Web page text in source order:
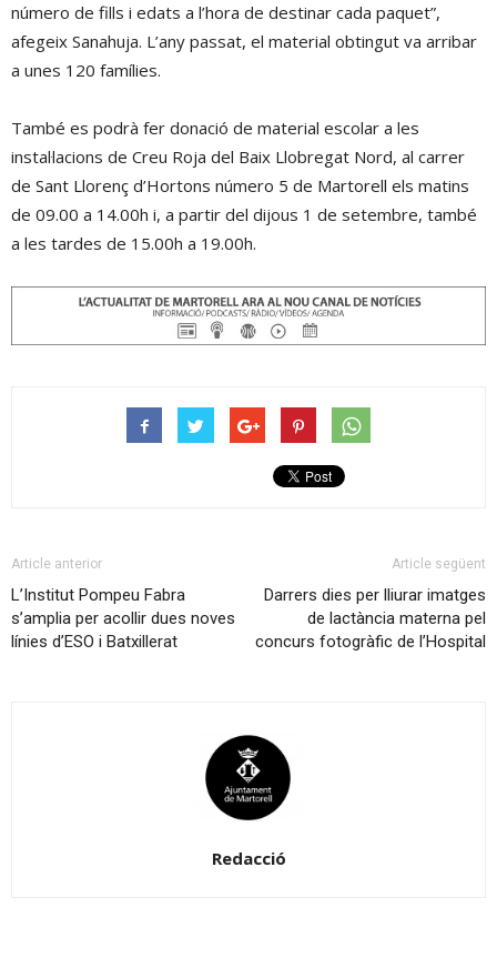
número de fills i edats a l’hora de destinar cada paquet”,
afegeix Sanahuja. L’any passat, el material obtingut va arribar
a unes 120 famílies.
També es podrà fer donació de material escolar a les
instal·lacions de Creu Roja del Baix Llobregat Nord, al carrer
de Sant Llorenç d’Hortons número 5 de Martorell els matins
de 09.00 a 14.00h i, a partir del dijous 1 de setembre, també
a les tardes de 15.00h a 19.00h.
Article anterior
L’Institut Pompeu Fabra
s’amplia per acollir dues noves
línies d’ESO i Batxillerat
Article següent
Darrers dies per lliurar imatges
de lactància materna pel
concurs fotogràfic de l’Hospital
Redacció